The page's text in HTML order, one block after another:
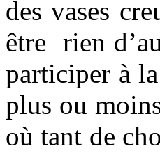
des vases
être rien
participer à
plus ou
où tant de